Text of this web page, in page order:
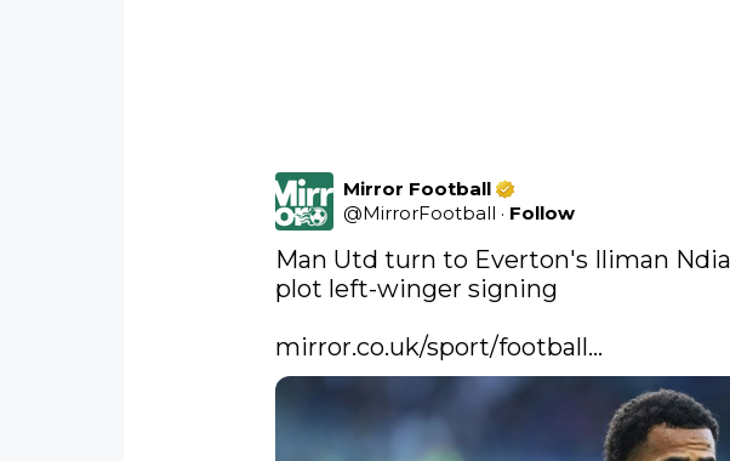
Mirror Football
@MirrorFootball · Follow
Man Utd turn to Everton's Iliman
plot left-winger signing
mirror.co.uk/sport/football…